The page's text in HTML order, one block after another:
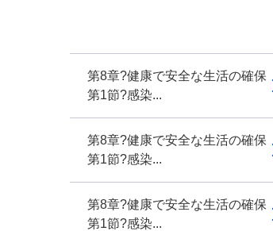
第8章?健康で安全な生活の確保
第1節?感染...
第8章?健康で安全な生活の確保
第1節?感染...
第8章?健康で安全な生活の確保
第1節?感染...